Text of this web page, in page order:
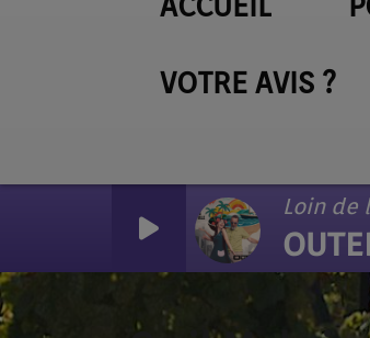
VOTRE AVIS ?
Loin de